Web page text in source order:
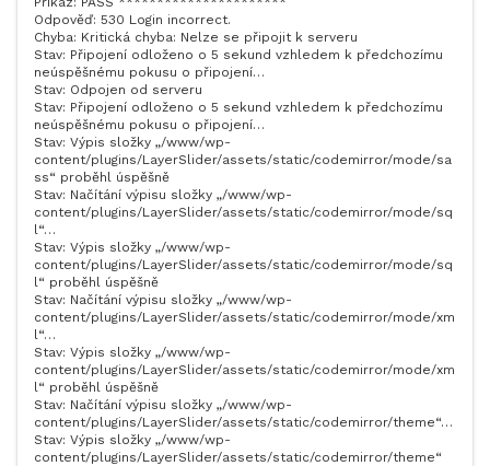
Odpověď: 530 Login incorrect.
Chyba: Kritická chyba: Nelze se připojit k serveru
Stav: Připojení odloženo o 5 sekund vzhledem k předchozímu
neúspěšnému pokusu o připojení…
Stav: Odpojen od serveru
Stav: Připojení odloženo o 5 sekund vzhledem k předchozímu
neúspěšnému pokusu o připojení…
Stav: Výpis složky „/www/wp-
content/plugins/LayerSlider/assets/static/codemirror/mode/sa
ss“ proběhl úspěšně
Stav: Načítání výpisu složky „/www/wp-
content/plugins/LayerSlider/assets/static/codemirror/mode/sq
l“…
Stav: Výpis složky „/www/wp-
content/plugins/LayerSlider/assets/static/codemirror/mode/sq
l“ proběhl úspěšně
Stav: Načítání výpisu složky „/www/wp-
content/plugins/LayerSlider/assets/static/codemirror/mode/xm
l“…
Stav: Výpis složky „/www/wp-
content/plugins/LayerSlider/assets/static/codemirror/mode/xm
l“ proběhl úspěšně
Stav: Načítání výpisu složky „/www/wp-
content/plugins/LayerSlider/assets/static/codemirror/theme“…
Stav: Výpis složky „/www/wp-
content/plugins/LayerSlider/assets/static/codemirror/theme“